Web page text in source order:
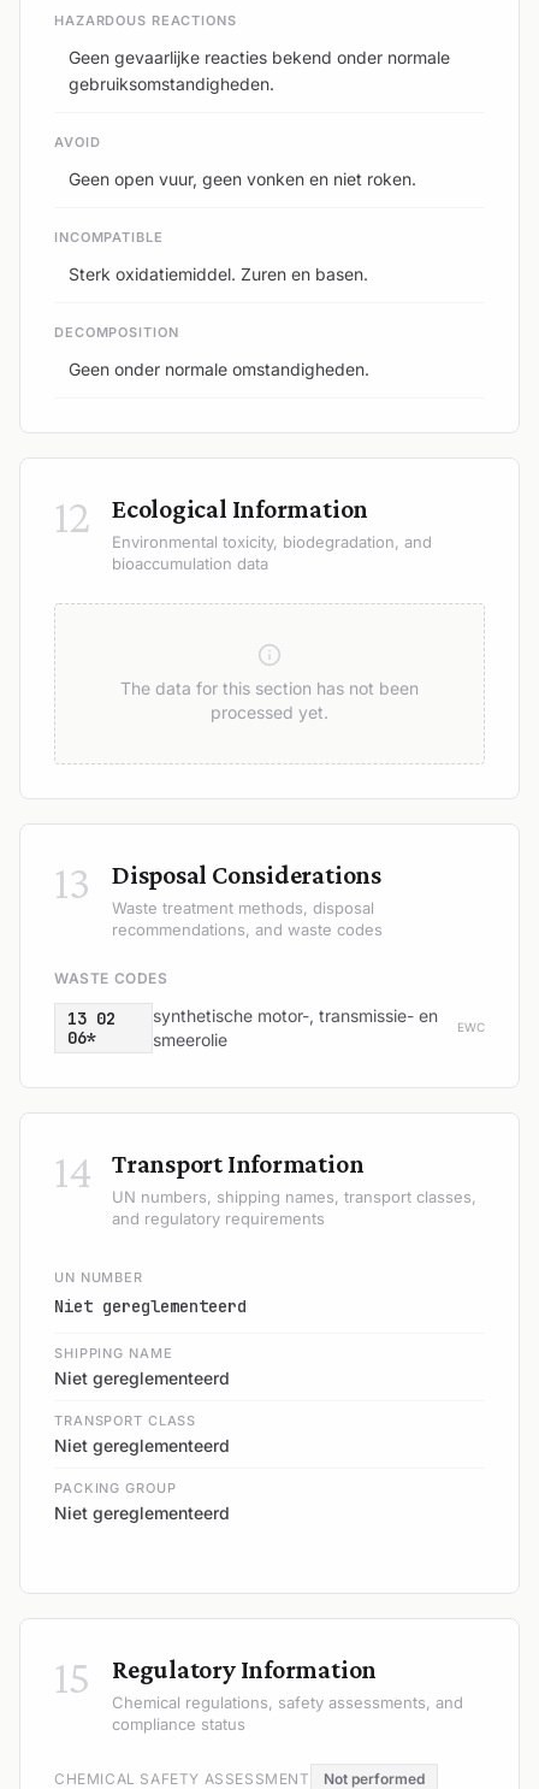
HAZARDOUS REACTIONS
Geen gevaarlijke reacties bekend onder normale
gebruiksomstandigheden.
AVOID
Geen open vuur, geen vonken en niet roken.
INCOMPATIBLE
Sterk oxidatiemiddel. Zuren en basen.
DECOMPOSITION
Geen onder normale omstandigheden.
12 Ecological Information
Environmental toxicity, biodegradation, and
bioaccumulation data
The data for this section has not been
processed yet.
13 Disposal Considerations
Waste treatment methods, disposal
recommendations, and waste codes
WASTE CODES
13 02
06*
synthetische motor-, transmissie- en
smeerolie
EWC
14 Transport Information
UN numbers, shipping names, transport classes,
and regulatory requirements
UN NUMBER
Niet gereglementeerd
SHIPPING NAME
Niet gereglementeerd
TRANSPORT CLASS
Niet gereglementeerd
PACKING GROUP
Niet gereglementeerd
15 Regulatory Information
Chemical regulations, safety assessments, and
compliance status
CHEMICAL SAFETY ASSESSMENT Not performed